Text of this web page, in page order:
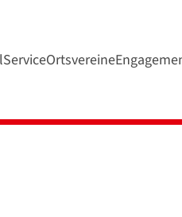
Ortsvereine